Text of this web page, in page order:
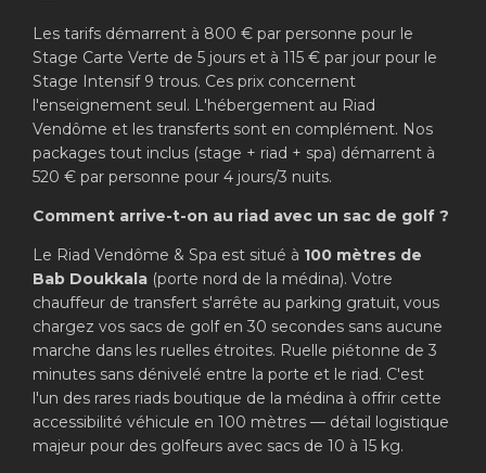
Les tarifs démarrent à 800 € par personne pour le
Stage Carte Verte de 5 jours et à 115 € par jour pour le
Stage Intensif 9 trous. Ces prix concernent
l'enseignement seul. L'hébergement au Riad
Vendôme et les transferts sont en complément. Nos
packages tout inclus (stage + riad + spa) démarrent à
520 € par personne pour 4 jours/3 nuits.
Comment arrive-t-on au riad avec un sac de golf ?
Le Riad Vendôme & Spa est situé à 100 mètres de
Bab Doukkala (porte nord de la médina). Votre
chauffeur de transfert s'arrête au parking gratuit, vous
chargez vos sacs de golf en 30 secondes sans aucune
marche dans les ruelles étroites. Ruelle piétonne de 3
minutes sans dénivelé entre la porte et le riad. C'est
l'un des rares riads boutique de la médina à offrir cette
accessibilité véhicule en 100 mètres — détail logistique
majeur pour des golfeurs avec sacs de 10 à 15 kg.